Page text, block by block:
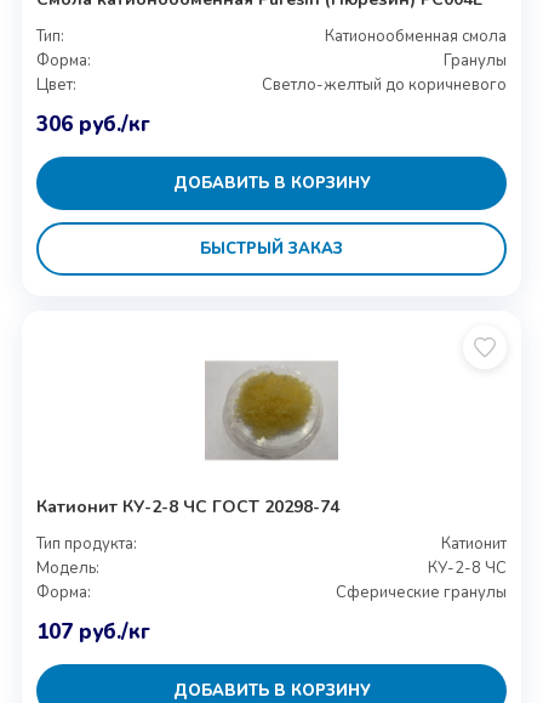
Тип:
Катионообменная смола
Форма:
Гранулы
Цвет:
Светло-желтый до коричневого
306 руб./кг
ДОБАВИТЬ В КОРЗИНУ
БЫСТРЫЙ ЗАКАЗ
Катионит КУ-2-8 ЧС ГОСТ 20298-74
Тип продукта:
Катионит
Модель:
КУ-2-8 ЧС
Форма:
Сферические гранулы
107 руб./кг
ДОБАВИТЬ В КОРЗИНУ